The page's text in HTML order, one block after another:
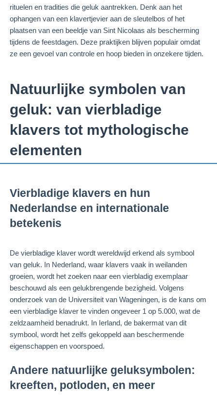
rituelen en tradities die geluk aantrekken. Denk aan het
ophangen van een klavertjevier aan de sleutelbos of het
plaatsen van een beeldje van Sint Nicolaas als bescherming
tijdens de feestdagen. Deze praktijken blijven populair omdat
ze een gevoel van controle en hoop bieden in onzekere tijden.
Natuurlijke symbolen van
geluk: van vierbladige
klavers tot mythologische
elementen
Vierbladige klavers en hun
Nederlandse en internationale
betekenis
De vierbladige klaver wordt wereldwijd erkend als symbool
van geluk. In Nederland, waar klavers vaak in weilanden
groeien, wordt het zoeken naar een vierbladig exemplaar
beschouwd als een gelukbrengende bezigheid. Volgens
onderzoek van de Universiteit van Wageningen, is de kans om
een vierbladige klaver te vinden ongeveer 1 op 5.000, wat de
zeldzaamheid benadrukt. In Ierland, de bakermat van dit
symbool, wordt het zelfs gekoppeld aan beschermende
eigenschappen en voorspoed.
Andere natuurlijke geluksymbolen:
kreeften, potloden, en meer